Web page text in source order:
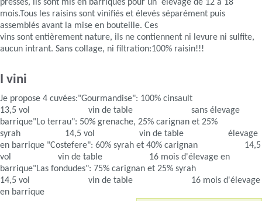
pressés, ils sont mis en barriques pour un élevage de 12 à 18
mois.Tous les raisins sont vinifiés et élevés séparément puis
assemblés avant la mise en bouteille. Ces
vins sont entièrement nature, ils ne contiennent ni levure ni sulfite,
aucun intrant. Sans collage, ni filtration:100% raisin!!!
I vini
Je propose 4 cuvées:"Gourmandise": 100% cinsault
13,5 vol vin de table sans élevage
barrique"Lo terrau": 50% grenache, 25% carignan et 25%
syrah 14,5 vol vin de table élevage
en barrique "Costefere": 60% syrah et 40% carignan 14,5
vol vin de table 16 mois d'élevage en
barrique"Las fondudes": 75% carignan et 25% syrah
14,5 vol vin de table 16 mois d'élevage
en barrique